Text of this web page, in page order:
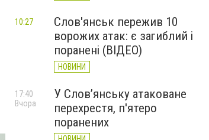
Слов'янськ пережив 10
ворожих атак: є загиблий і
поранені (ВІДЕО)
НОВИНИ
10:27
У Слов’янську атаковане
перехрестя, п'ятеро
поранених
17:40
Вчора